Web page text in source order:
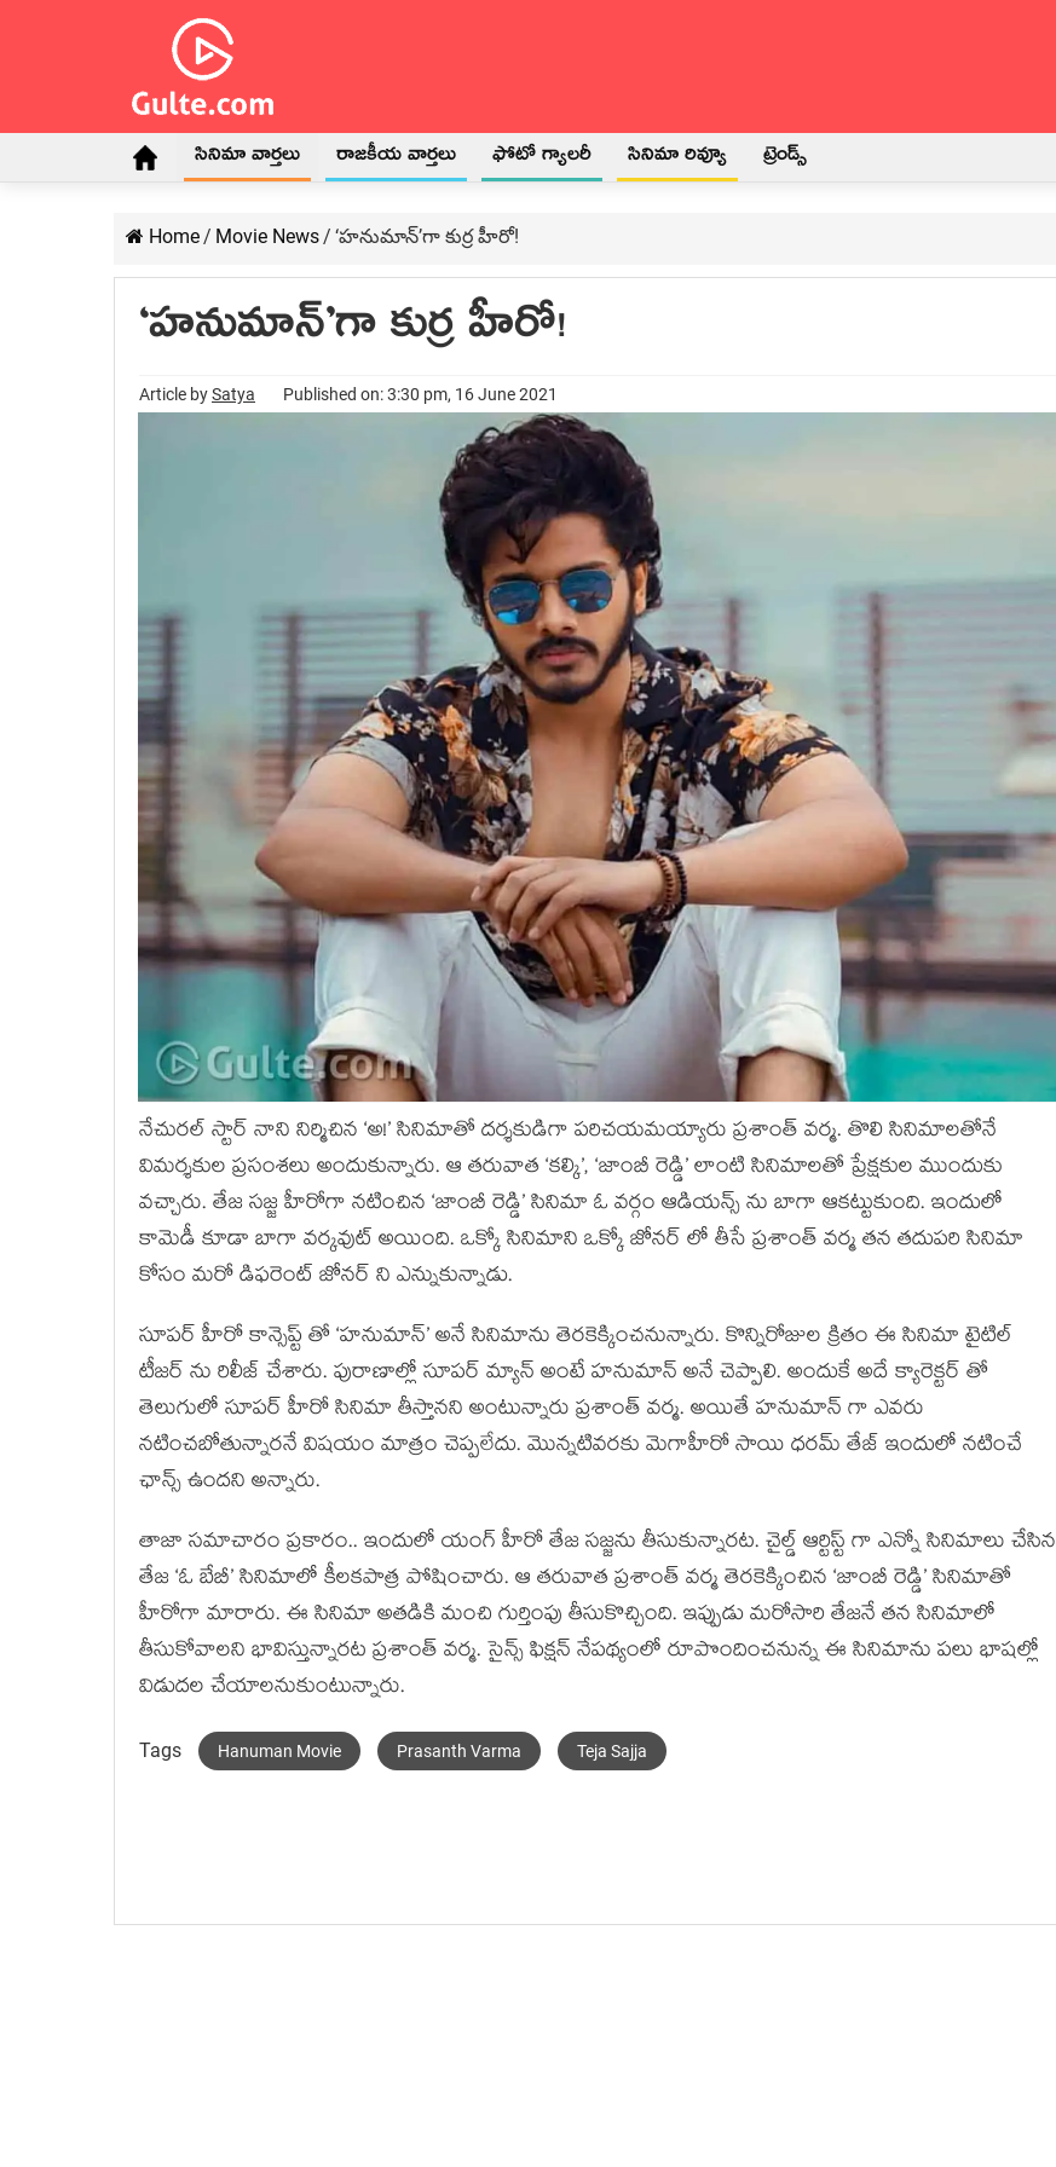
సినిమా వార్తలు రాజకీయ వార్తలు ఫోటో గ్యాలరీ సినిమా రివ్యూ ట్రెండ్స్
Home/ Movie News/ ‘హనుమాన్’గా కుర్ర హీరో!
‘హనుమాన్’గా కుర్ర హీరో!
Article bySatya Published on: 3:30 pm, 16 June 2021
నేచురల్ స్టార్ నాని నిర్మిచిన ‘అ!’ సినిమాతో దర్శకుడిగా పరిచయమయ్యారు ప్రశాంత్ వర్మ. తొలి సినిమాలతోనే
విమర్శకుల ప్రసంశలు అందుకున్నారు. ఆ తరువాత ‘కల్కి’, ‘జాంబీ రెడ్డి’ లాంటి సినిమాలతో ప్రేక్షకుల ముందుకు
వచ్చారు. తేజ సజ్జ హీరోగా నటించిన ‘జాంబీ రెడ్డి’ సినిమా ఓ వర్గం ఆడియన్స్ ను బాగా ఆకట్టుకుంది. ఇందులో
కామెడీ కూడా బాగా వర్కవుట్ అయింది. ఒక్కో సినిమాని ఒక్కో జోనర్ లో తీసే ప్రశాంత్ వర్మ తన తదుపరి సినిమా
కోసం మరో డిఫరెంట్ జోనర్ ని ఎన్నుకున్నాడు.
సూపర్ హీరో కాన్సెప్ట్ తో ‘హనుమాన్’ అనే సినిమాను తెరకెక్కించనున్నారు. కొన్నిరోజుల క్రితం ఈ సినిమా టైటిల్
టీజర్ ను రిలీజ్ చేశారు. పురాణాల్లో సూపర్ మ్యాన్ అంటే హనుమాన్ అనే చెప్పాలి. అందుకే అదే క్యారెక్టర్ తో
తెలుగులో సూపర్ హీరో సినిమా తీస్తానని అంటున్నారు ప్రశాంత్ వర్మ. అయితే హనుమాన్ గా ఎవరు
నటించబోతున్నారనే విషయం మాత్రం చెప్పలేదు. మొన్నటివరకు మెగాహీరో సాయి ధరమ్ తేజ్ ఇందులో నటించే
ఛాన్స్ ఉందని అన్నారు.
తాజా సమాచారం ప్రకారం.. ఇందులో యంగ్ హీరో తేజ సజ్జను తీసుకున్నారట. చైల్డ్ ఆర్టిస్ట్ గా ఎన్నో సినిమాలు చేసిన
తేజ ‘ఓ బేబీ’ సినిమాలో కీలకపాత్ర పోషించారు. ఆ తరువాత ప్రశాంత్ వర్మ తెరకెక్కించిన ‘జాంబీ రెడ్డి’ సినిమాతో
హీరోగా మారారు. ఈ సినిమా అతడికి మంచి గుర్తింపు తీసుకొచ్చింది. ఇప్పుడు మరోసారి తేజనే తన సినిమాలో
తీసుకోవాలని భావిస్తున్నారట ప్రశాంత్ వర్మ. సైన్స్ ఫిక్షన్ నేపథ్యంలో రూపొందించనున్న ఈ సినిమాను పలు భాషల్లో
విడుదల చేయాలనుకుంటున్నారు.
Tags Hanuman Movie Prasanth Varma Teja Sajja